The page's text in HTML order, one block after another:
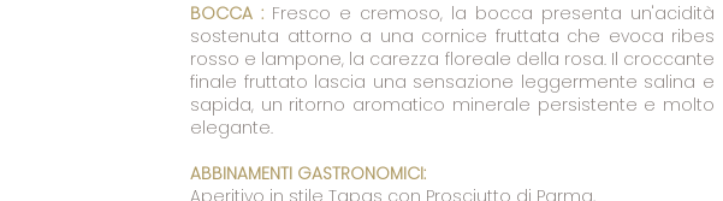
BOCCA : Fresco e cremoso, la bocca presenta un'acidità
sostenuta attorno a una cornice fruttata che evoca ribes
rosso e lampone, la carezza floreale della rosa. Il croccante
finale fruttato lascia una sensazione leggermente salina e
sapida, un ritorno aromatico minerale persistente e molto
elegante.
ABBINAMENTI GASTRONOMICI: